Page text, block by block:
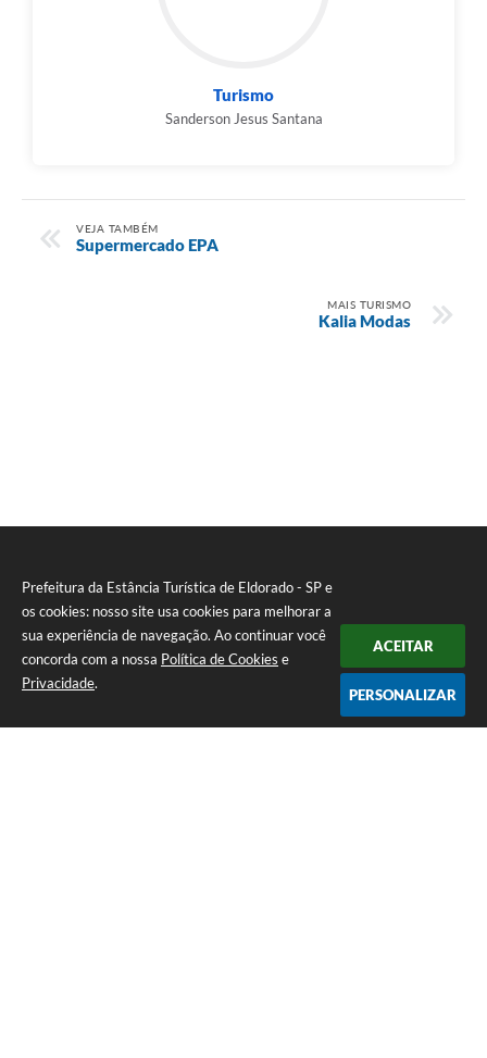
Prefeitura da Estância Turística de Eldorado - SP e
os cookies: nosso site usa cookies para melhorar a
sua experiência de navegação. Ao continuar você
concorda com a nossa Política de Cookies e
Privacidade.
ACEITAR
PERSONALIZAR
Turismo
Sanderson Jesus Santana
VEJA TAMBÉM
Supermercado EPA
MAIS TURISMO
Kalia Modas